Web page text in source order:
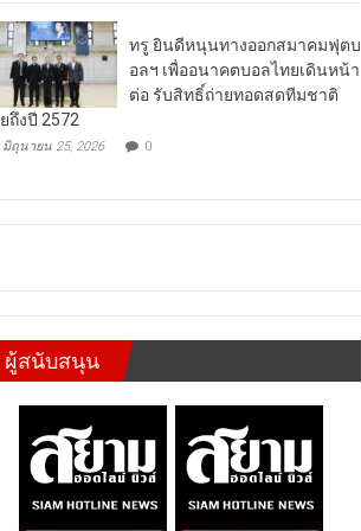
ทรู ยินดีหนุนทางออกสมาคมฟุตบ
อลฯ เพื่ออนาคตบอลไทยเดินหน้า
ต่อ รับสิทธิ์ถ่ายทอดสดทีมชาติ
ถึงปี 2572
มิถุนายน 25, 2026 0
ผู้สนับสนุน